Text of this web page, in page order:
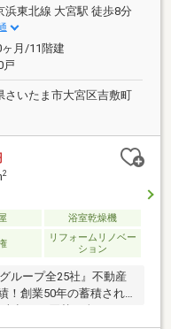
店が揃う暮らしやすい
ましては、ぜひお気軽
浜東北線 大宮駅 徒歩8分
月/11階建
さいたま市大宮区吉敷町
2
浴室乾燥機
リフォームリノベー
ション
ループ全25社』不動産
！創業50年の蓄積され